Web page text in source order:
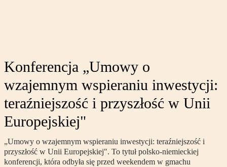
Konferencja „Umowy o
wzajemnym wspieraniu inwestycji:
teraźniejszość i przyszłość w Unii
Europejskiej"
„Umowy o wzajemnym wspieraniu inwestycji: teraźniejszość i
przyszłość w Unii Europejskiej". To tytuł polsko-niemieckiej
konferencji, która odbyła się przed weekendem w gmachu